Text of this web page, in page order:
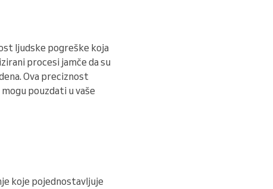
ljudske pogreške koja
procesi jamče da su
Ova preciznost
pouzdati u vaše
koje pojednostavljuje